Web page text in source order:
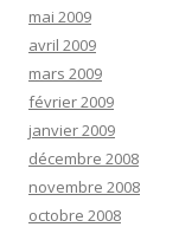
mai 2009
avril 2009
mars 2009
février 2009
janvier 2009
décembre 2008
novembre 2008
octobre 2008